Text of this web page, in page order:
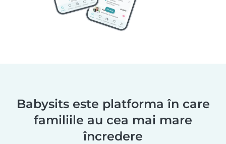
Babysits este platforma în care
familiile au cea mai mare
încredere